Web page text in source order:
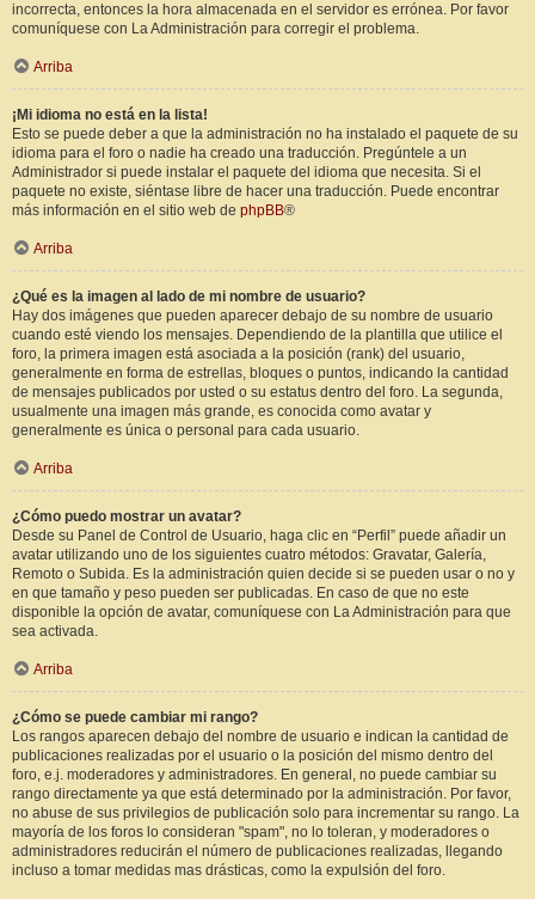
incorrecta, entonces la hora almacenada en el servidor es errónea. Por favor
comuníquese con La Administración para corregir el problema.
Arriba
¡Mi idioma no está en la lista!
Esto se puede deber a que la administración no ha instalado el paquete de su
idioma para el foro o nadie ha creado una traducción. Pregúntele a un
Administrador si puede instalar el paquete del idioma que necesita. Si el
paquete no existe, siéntase libre de hacer una traducción. Puede encontrar
más información en el sitio web de phpBB®
Arriba
¿Qué es la imagen al lado de mi nombre de usuario?
Hay dos imágenes que pueden aparecer debajo de su nombre de usuario
cuando esté viendo los mensajes. Dependiendo de la plantilla que utilice el
foro, la primera imagen está asociada a la posición (rank) del usuario,
generalmente en forma de estrellas, bloques o puntos, indicando la cantidad
de mensajes publicados por usted o su estatus dentro del foro. La segunda,
usualmente una imagen más grande, es conocida como avatar y
generalmente es única o personal para cada usuario.
Arriba
¿Cómo puedo mostrar un avatar?
Desde su Panel de Control de Usuario, haga clic en “Perfil” puede añadir un
avatar utilizando uno de los siguientes cuatro métodos: Gravatar, Galería,
Remoto o Subida. Es la administración quien decide si se pueden usar o no y
en que tamaño y peso pueden ser publicadas. En caso de que no este
disponible la opción de avatar, comuníquese con La Administración para que
sea activada.
Arriba
¿Cómo se puede cambiar mi rango?
Los rangos aparecen debajo del nombre de usuario e indican la cantidad de
publicaciones realizadas por el usuario o la posición del mismo dentro del
foro, e.j. moderadores y administradores. En general, no puede cambiar su
rango directamente ya que está determinado por la administración. Por favor,
no abuse de sus privilegios de publicación solo para incrementar su rango. La
mayoría de los foros lo consideran "spam", no lo toleran, y moderadores o
administradores reducirán el número de publicaciones realizadas, llegando
incluso a tomar medidas mas drásticas, como la expulsión del foro.